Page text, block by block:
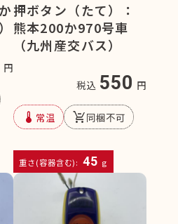
円
押ボタン（たて）：
熊本200か970号車
（九州産交バス）
税込 550 円
device_thermostat 常温 remove_shopping_cart同梱不可
重さ(容器含む): 45 g